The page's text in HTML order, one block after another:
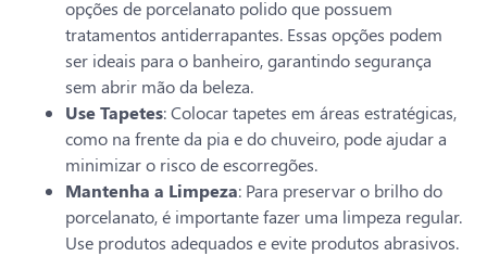
opções de porcelanato polido que possuem
tratamentos antiderrapantes. Essas opções podem
ser ideais para o banheiro, garantindo segurança
sem abrir mão da beleza.
Use Tapetes: Colocar tapetes em áreas estratégicas,
como na frente da pia e do chuveiro, pode ajudar a
minimizar o risco de escorregões.
Mantenha a Limpeza: Para preservar o brilho do
porcelanato, é importante fazer uma limpeza regular.
Use produtos adequados e evite produtos abrasivos.